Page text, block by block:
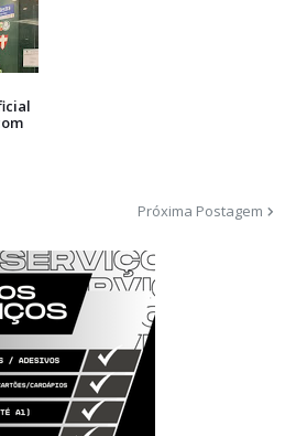
Próxima Postagem